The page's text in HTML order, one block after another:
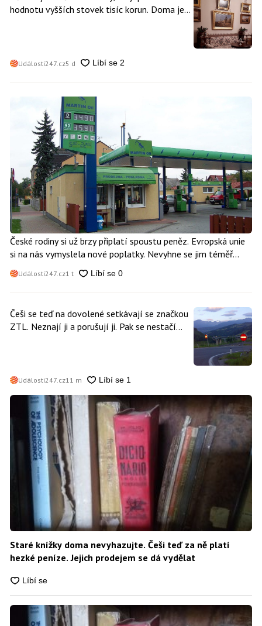
hodnotu vyšších stovek tisíc korun. Doma je
Události247.cz5 d
České rodiny si už brzy připlatí spoustu peněz. Evropská unie
si na nás vymyslela nové poplatky. Nevyhne se jim téměř
Události247.cz1 t
Češi se teď na dovolené setkávají se značkou
ZTL. Neznají ji a porušují ji. Pak se nestačí
Události247.cz11 m
Staré knížky doma nevyhazujte. Češi teď za ně platí
hezké peníze. Jejich prodejem se dá vydělat